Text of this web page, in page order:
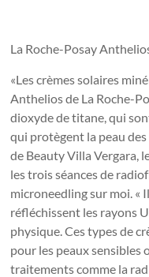
La Roche-Posay
«Les crèmes solaires
Anthelios de La Roche-
dioxyde de titane, qui
qui protègent la peau
de Beauty Villa Vergara,
les trois séances de
microneedling sur moi. «
réfléchissent les rayons
physique. Ces types de
pour les peaux
traitements comme la